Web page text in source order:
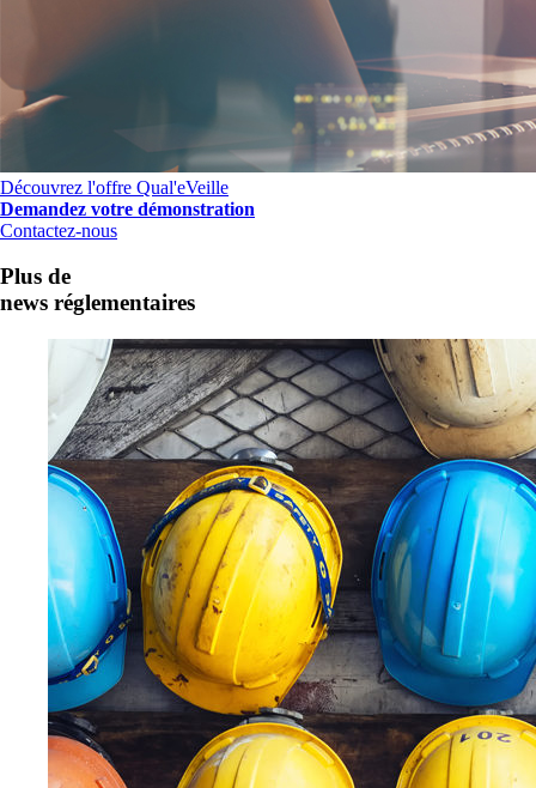
Découvrez l'offre Qual'eVeille
Demandez votre démonstration
Contactez-nous
Plus de
news réglementaires